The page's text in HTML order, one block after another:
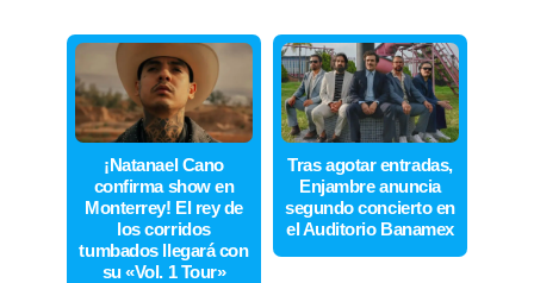
¡Natanael Cano
confirma show en
Monterrey! El rey de
los corridos
tumbados llegará con
su «Vol. 1 Tour»
Tras agotar entradas,
Enjambre anuncia
segundo concierto en
el Auditorio Banamex